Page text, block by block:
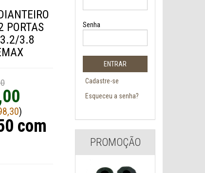
PORTAS
3.8
)
com
Senha
Cadastre-se
Esqueceu a senha?
PROMOÇÃO